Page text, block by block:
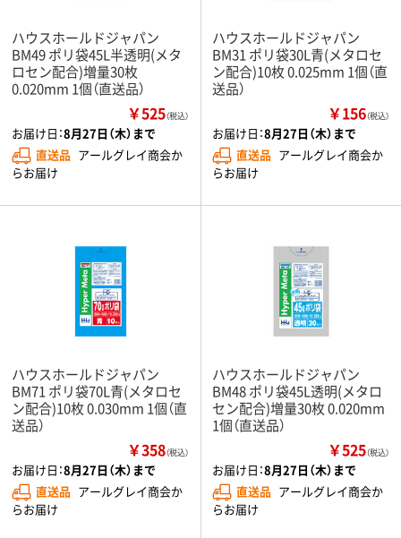
ハウスホールドジャパン
BM49 ポリ袋45L半透明(メタ
ロセン配合)増量30枚
0.020mm 1個（直送品）
￥525（税込）
お届け日：8月27日（木）まで
直送品 アールグレイ商会か
らお届け
ハウスホールドジャパン
BM31 ポリ袋30L青(メタロセ
ン配合)10枚 0.025mm 1個（直
送品）
￥156（税込）
お届け日：8月27日（木）まで
直送品 アールグレイ商会か
らお届け
ハウスホールドジャパン
BM71 ポリ袋70L青(メタロセ
ン配合)10枚 0.030mm 1個（直
送品）
￥358（税込）
お届け日：8月27日（木）まで
直送品 アールグレイ商会か
らお届け
ハウスホールドジャパン
BM48 ポリ袋45L透明(メタロ
セン配合)増量30枚 0.020mm
1個（直送品）
￥525（税込）
お届け日：8月27日（木）まで
直送品 アールグレイ商会か
らお届け